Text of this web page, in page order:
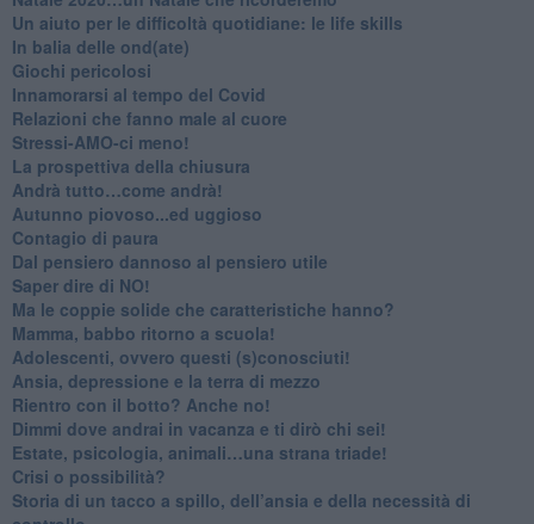
Un aiuto per le difficoltà quotidiane: le life skills
​In balia delle ond(ate)
Giochi pericolosi
Innamorarsi al tempo del Covid
​Relazioni che fanno male al cuore
​Stressi-AMO-ci meno!
​La prospettiva della chiusura
​Andrà tutto…come andrà!
Autunno piovoso...ed uggioso
​Contagio di paura
​Dal pensiero dannoso al pensiero utile
​Saper dire di NO!
​Ma le coppie solide che caratteristiche hanno?
​Mamma, babbo ritorno a scuola!
Adolescenti, ovvero questi (s)conosciuti!
Ansia, depressione e la terra di mezzo
​Rientro con il botto? Anche no!
Dimmi dove andrai in vacanza e ti dirò chi sei!
​Estate, psicologia, animali…una strana triade!
​Crisi o possibilità?
​Storia di un tacco a spillo, dell’ansia e della necessità di